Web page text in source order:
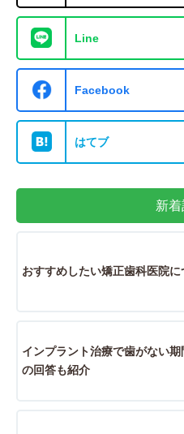
Line
Facebook
はてブ
新
おすすめしたい矯正歯科医院に
インプラント治療で歯がない
の回答も紹介